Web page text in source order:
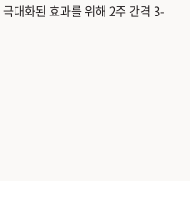
대화된 효과를 위해 2주 간격 3-